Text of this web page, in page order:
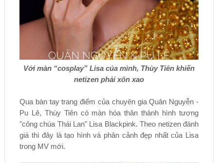
Với màn “cosplay” Lisa của mình, Thùy Tiên khiến
netizen phải xôn xao
Qua bàn tay trang điểm của chuyên gia Quân Nguyễn -
Pu Lê, Thùy Tiên có màn hóa thân thành hình tượng
"công chúa Thái Lan" Lisa Blackpink. Theo netizen đánh
giá thì đây là tạo hình và phân cảnh đẹp nhất của Lisa
trong MV mới.